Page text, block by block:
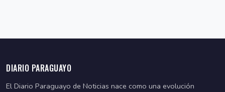
DIARIO PARAGUAYO
El Diario Paraguayo de Noticias nace como una evolución